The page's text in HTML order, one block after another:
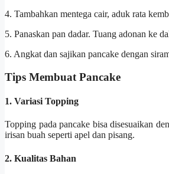
4. Tambahkan mentega cair, aduk rata
5. Panaskan pan dadar. Tuang adonan ke
6. Angkat dan sajikan pancake dengan
Tips Membuat Pancake
1. Variasi Topping
Topping pada pancake bisa disesuaikan
irisan buah seperti apel dan pisang.
2. Kualitas Bahan